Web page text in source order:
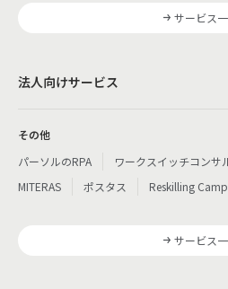
サービス
法人向けサービス
その他
パーソルのRPA
ワークスイッチコンサ
MITERAS
ポスタス Reskilling Camp
サービス